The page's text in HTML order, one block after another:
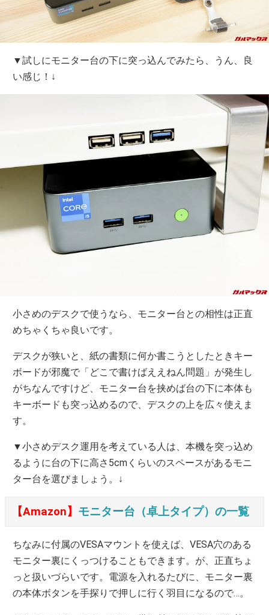
▼試しにモニター台の下に突っ込んでみたら、うん、良
い感じ！↓
小さめのデスクで使うなら、モニター台との相性は正直
めちゃくちゃ良いです。
デスクが狭いと、紙の書類に何か書こうとしたときキー
ボードが邪魔で「どこで書けばええねん問題」が発生し
がちなんですけど、モニター台を挟めば台の下に本体も
キーボードも突っ込めるので、デスクの上を広々使えま
す。
▼小さめデスク運用を考えている人は、本機を突っ込め
るように台の下に高さ5cmくらいのスペースがあるモニ
ター台を選びましょう。↓
【Amazon】 モニター台（卓上タイプ）の一覧
ちなみに付属のVESAマウントを使えば、VESA穴のある
モニター裏にくっつけることもできます。が、正直ちょ
っと扱いづらいです。電源を入れるたびに、モニター裏
の本体ボタンを手探りで押しに行く羽目になるので…。